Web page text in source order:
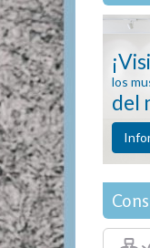
los
del